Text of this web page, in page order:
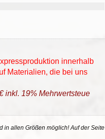
innerhalb
Materialien, die bei uns
inkl. 19% Mehrwertsteue
in allen Größen möglich! Auf der Seite